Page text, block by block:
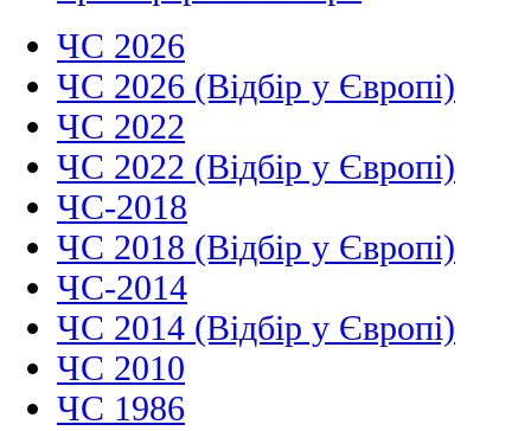
ЧС 2026
ЧС 2026 (Відбір у Європі)
ЧС 2022
ЧС 2022 (Відбір у Європі)
ЧС-2018
ЧС 2018 (Відбір у Європі)
ЧС-2014
ЧС 2014 (Відбір у Європі)
ЧС 2010
ЧС 1986